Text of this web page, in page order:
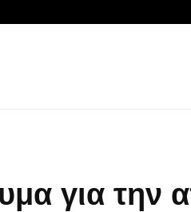
για την